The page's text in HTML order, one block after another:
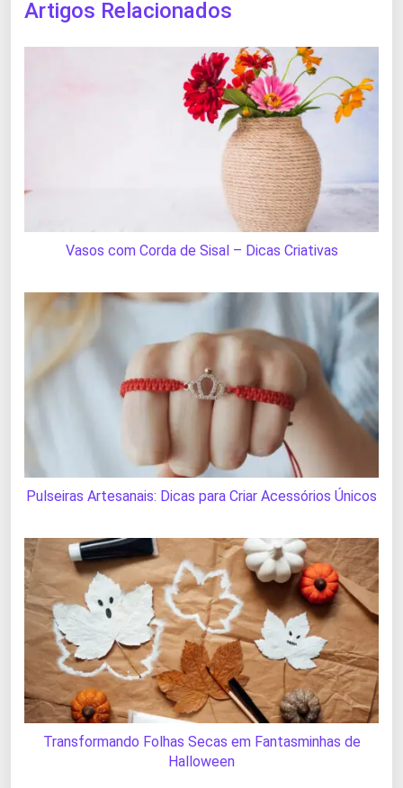
Artigos Relacionados
Vasos com Corda de Sisal – Dicas Criativas
Pulseiras Artesanais: Dicas para Criar Acessórios Únicos
Transformando Folhas Secas em Fantasminhas de
Halloween